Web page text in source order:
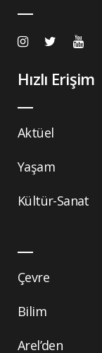
Hızlı Erişim
Aktüel
Yaşam
Kültür-Sanat
Çevre
Bilim
Arel’den